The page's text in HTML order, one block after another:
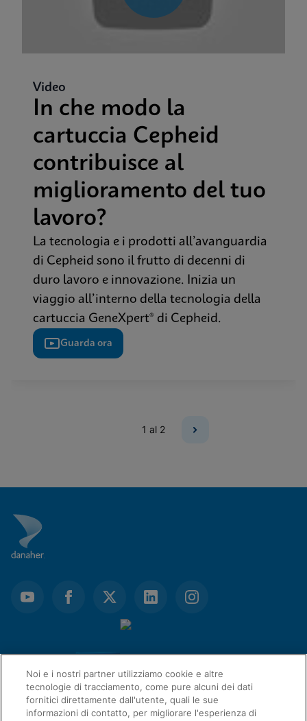
Video
In che modo la
cartuccia Cepheid
contribuisce al
miglioramento del tuo
lavoro?
La tecnologia e i prodotti all’avanguardia
di Cepheid sono il frutto di decenni di
duro lavoro e innovazione. Inizia un
viaggio all’interno della tecnologia della
cartuccia GeneXpert® di Cepheid.
Guarda ora
1 al 2
Noi e i nostri partner utilizziamo cookie e altre
tecnologie di tracciamento, come pure alcuni dei dati
fornitici direttamente dall'utente, quali le sue
informazioni di contatto, per migliorare l'esperienza di